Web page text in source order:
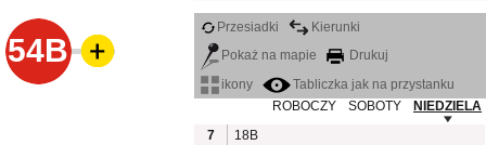
54B
Przesiadki
Kierunki
Pokaż na mapie
Drukuj
ikony
Tabliczka jak na przystanku
ROBOCZY
SOBOTY
NIEDZIELA
7
18B